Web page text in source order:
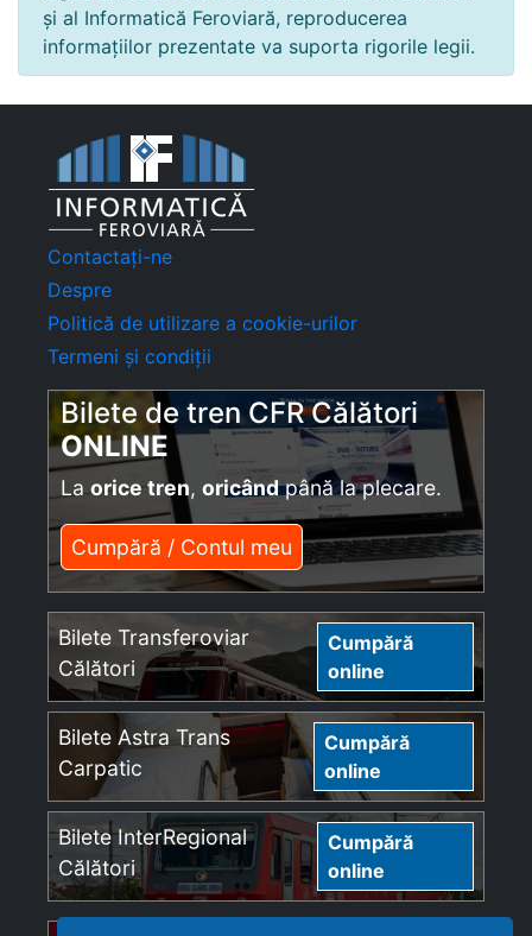
și al Informatică Feroviară, reproducerea
informațiilor prezentate va suporta rigorile legii.
Contactați-ne
Despre
Politică de utilizare a cookie-urilor
Termeni și condiții
Bilete de tren CFR Călători
ONLINE
La orice tren, oricândpână la plecare.
Cumpără / Contul meu
Bilete Transferoviar
Călători
Cumpără
online
Bilete Astra Trans
Carpatic
Cumpără
online
Bilete InterRegional
Călători
Cumpără
online